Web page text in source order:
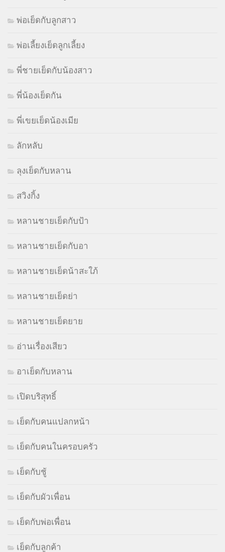
พ่อเย็ดกับลูกสาว
พ่อเลี้ยงเย็ดลูกเลี้ยง
พี่ชายเย็ดกับน้องสาว
พี่น้องเย็ดกัน
พี่เขยเย็ดน้องเมีย
ลักหลับ
ลุงเย็ดกับหลาน
สวิงกิ้ง
หลานชายเย็ดกับป้า
หลานชายเย็ดกับอา
หลานชายเย็ดน้าสะใภ้
หลานชายเย็ดย่า
หลานชายเย็ดยาย
อ่านเรื่องเสียว
อาเย็ดกับหลาน
เปิดบริสุทธิ์
เย็ดกับคนแปลกหน้า
เย็ดกับคนในครอบครัว
เย็ดกับชู้
เย็ดกับผัวเพื่อน
เย็ดกับพ่อเพื่อน
เย็ดกับลูกค้า